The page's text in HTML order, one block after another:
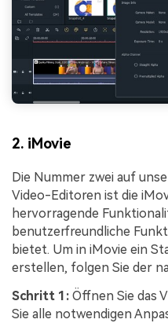
2. iMovie
Die Nummer zwei auf
Video-Editoren ist die
hervorragende
benutzerfreundliche
bietet. Um in iMovie ein
erstellen, folgen Sie der
Schritt 1: Öffnen Sie das
Sie alle notwendigen